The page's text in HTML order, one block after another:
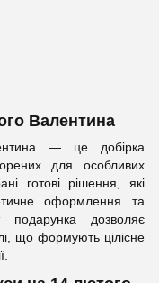
Валентина
— це добірка
для особливих
готові рішення, які
оформлення та
подарунка дозволяє
що формують цілісне